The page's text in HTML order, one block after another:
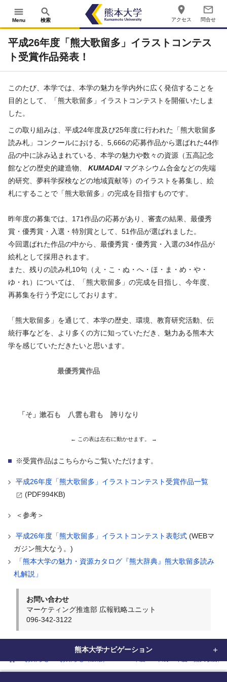
menu
Menu
search
検索
place
アクセス
mail_outline
問合せ
home
平成26年度「熊大歌留多」イラストコンテス
ト受賞作品発表！
このたび、本学では、本学の魅力を学内外に広く発信することを
目的として、「熊大歌留多」イラストコンテストを開催いたしま
した。
この取り組みは、平成24年度及び25年度に行われた「熊大歌留多
読み札」コンクールにおける、5,666の応募作品から選ばれた44作
品の中に詠み込まれている、本学の魅力や数々の資源（五高記念
館などの歴史的建造物、 KUMADAI マグネシウム合金などの先端
的研究、夢科学探検などの地域貢献等）のイラストを募集し、絵
札にすることで「熊大歌留多」の完成を目指すものです。
昨年度の募集では、171作品の応募があり、審査の結果、最優秀
賞・優秀賞・入選・特別賞として、51作品が選ばれました。
今回選ばれた作品の中から、最優秀賞・優秀賞・入選の34作品が
絵札として採用されます。
また、残りの読み札10句（え・こ・ぬ・へ・ほ・ま・め・や・
ゆ・れ）については、「熊大歌留多」の完成を目指し、今年度、
再募集を行う予定にしております。
「熊大歌留多」を通じて、本学の歴史、環境、教育研究活動、伝
統行事などを、より多くの方に知っていただき、魅力ある熊本大
学を感じていただきたいと思います。
最優秀賞作品
「そ」漱石も 八雲も君も 誇りなり
※受賞作品はこちらからご覧いただけます。
平成26年度「熊大歌留多」イラストコンテスト受賞作品一覧
(PDF994KB)
＜参考＞
平成26年度「熊大歌留多」イラストコンテスト表彰式(WEBマ
ガジン熊大なう。)
「熊本大学の魅力・資源カタログ『熊大辞典』熊大歌留多読み
札解説」
お問い合わせ
マーケティング推進部 広報戦略ユニット
096-342-3122
熊本大学ナビゲーション